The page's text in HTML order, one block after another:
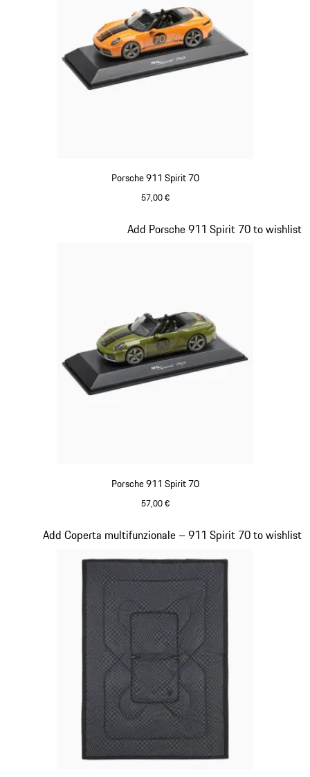
Porsche 911 Spirit 70
57,00 €
Porsche 911 Spirit 70
57,00 €
Add Porsche 911 Spirit 70 to wishlist
Add Coperta multifunzionale – 911 Spirit 70 to wishlist
Diapositiva 18 di 20